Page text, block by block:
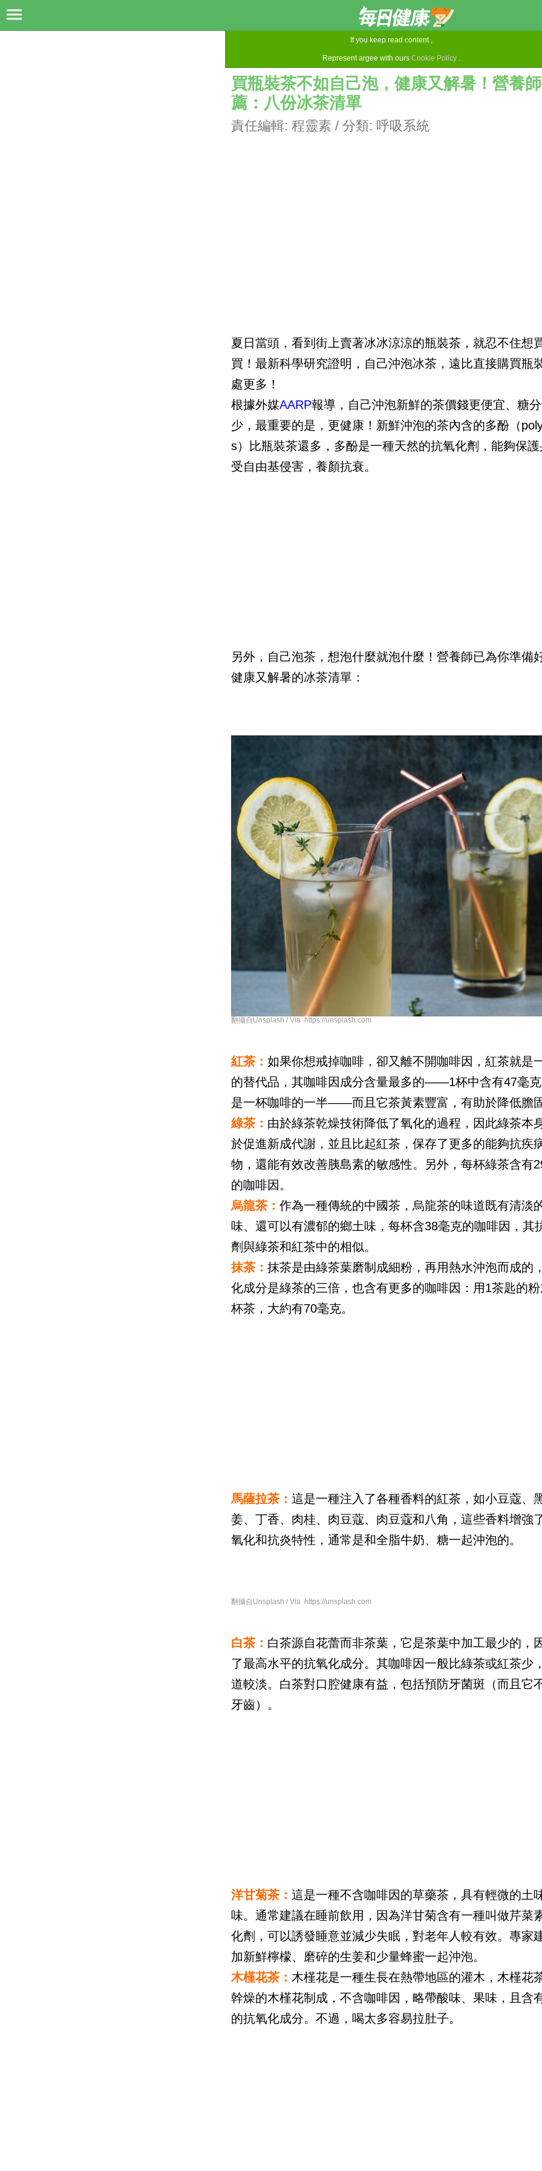
If you keep read content ,
Represent argee with ours Cookie Policy .
買瓶裝茶不如自己泡，健康又解暑！營養
薦：八份冰茶清單
責任編輯: 程靈素 / 分類: 呼吸系統
夏日當頭，看到街上賣著冰冰涼涼的瓶裝茶，就忍不住想
買！最新科學研究證明，自己沖泡冰茶，遠比直接購買瓶
處更多！
根據外媒AARP報導，自己沖泡新鮮的茶價錢更便宜、糖
少，最重要的是，更健康！新鮮沖泡的茶內含的多酚（
s）比瓶裝茶還多，多酚是一種天然的抗氧化劑，能夠保
受自由基侵害，養顏抗衰。
另外，自己泡茶，想泡什麼就泡什麼！營養師已為你準備
健康又解暑的冰茶清單：
翻攝自Unsplash / Via https://unsplash.com
紅茶： 如果你想戒掉咖啡，卻又離不開咖啡因，紅茶就是
的替代品，其咖啡因成分含量最多的——1杯中含有47毫
是一杯咖啡的一半——而且它茶黃素豐富，有助於降低膽
綠茶： 由於綠茶乾燥技術降低了氧化的過程，因此綠茶本
於促進新成代謝，並且比起紅茶，保存了更多的能夠抗疾
物，還能有效改善胰島素的敏感性。另外，每杯綠茶含有
的咖啡因。
烏龍茶： 作為一種傳統的中國茶，烏龍茶的味道既有清淡
味、還可以有濃郁的鄉土味，每杯含38毫克的咖啡因，其
劑與綠茶和紅茶中的相似。
抹茶： 抹茶是由綠茶葉磨制成細粉，再用熱水沖泡而成的
化成分是綠茶的三倍，也含有更多的咖啡因：用1茶匙的
杯茶，大約有70毫克。
馬薩拉茶： 這是一種注入了各種香料的紅茶，如小豆蔻、
姜、丁香、肉桂、肉豆蔻、肉豆蔻和八角，這些香料增強
氧化和抗炎特性，通常是和全脂牛奶、糖一起沖泡的。
翻攝自Unsplash / Via https://unsplash.com
白茶： 白茶源自花蕾而非茶葉，它是茶葉中加工最少的，
了最高水平的抗氧化成分。其咖啡因一般比綠茶或紅茶少
道較淡。白茶對口腔健康有益，包括預防牙菌斑（而且它
牙齒）。
洋甘菊茶： 這是一種不含咖啡因的草藥茶，具有輕微的土
味。通常建議在睡前飲用，因為洋甘菊含有一種叫做芹菜
化劑，可以誘發睡意並減少失眠，對老年人較有效。專家
加新鮮檸檬、磨碎的生姜和少量蜂蜜一起沖泡。
木槿花茶： 木槿花是一種生長在熱帶地區的灌木，木槿花
幹燥的木槿花制成，不含咖啡因，略帶酸味、果味，且含
的抗氧化成分。不過，喝太多容易拉肚子。